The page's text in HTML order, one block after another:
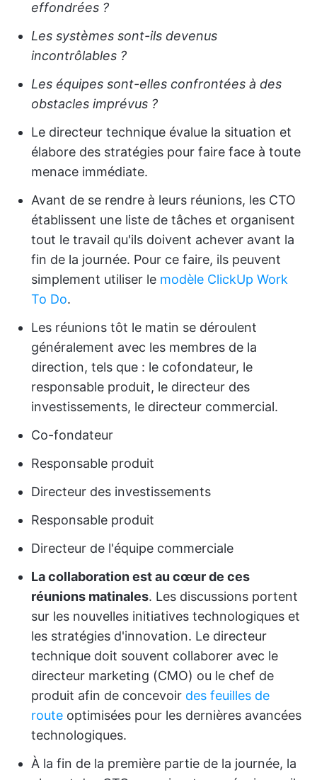
effondrées ?
Les systèmes sont-ils devenus
incontrôlables ?
Les équipes sont-elles confrontées à des
obstacles imprévus ?
Le directeur technique évalue la situation et
élabore des stratégies pour faire face à toute
menace immédiate.
Avant de se rendre à leurs réunions, les CTO
établissent une liste de tâches et organisent
tout le travail qu'ils doivent achever avant la
fin de la journée. Pour ce faire, ils peuvent
simplement utiliser le modèle ClickUp Work
To Do.
Les réunions tôt le matin se déroulent
généralement avec les membres de la
direction, tels que : le cofondateur, le
responsable produit, le directeur des
investissements, le directeur commercial.
Co-fondateur
Responsable produit
Directeur des investissements
Responsable produit
Directeur de l'équipe commerciale
La collaboration est au cœur de ces
réunions matinales. Les discussions portent
sur les nouvelles initiatives technologiques et
les stratégies d'innovation. Le directeur
technique doit souvent collaborer avec le
directeur marketing (CMO) ou le chef de
produit afin de concevoir des feuilles de
route optimisées pour les dernières avancées
technologiques.
À la fin de la première partie de la journée, la